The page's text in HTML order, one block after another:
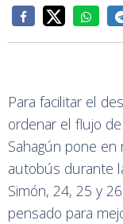
Para facilitar el
ordenar el flujo
Sahagún pone
autobús durante
Simón, 24, 25 y
pensado para